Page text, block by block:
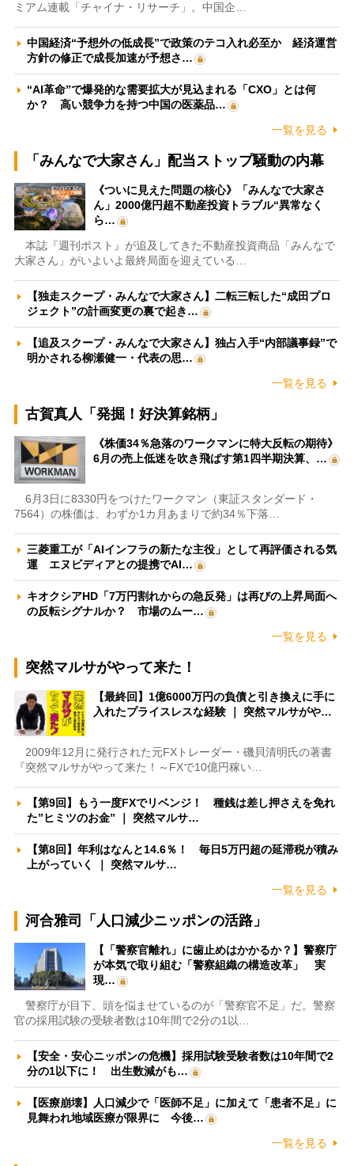
ミアム連載「チャイナ・リサーチ」。中国企…
中国経済“予想外の低成長”で政策のテコ入れ必至か 経済運営
方針の修正で成長加速が予想さ…
“AI革命”で爆発的な需要拡大が見込まれる「CXO」とは何
か？ 高い競争力を持つ中国の医薬品…
一覧を見る
「みんなで大家さん」配当ストップ騒動の内幕
《ついに見えた問題の核心》「みんなで大家さ
ん」2000億円超不動産投資トラブル“異常なく
ら…
本誌『週刊ポスト』が追及してきた不動産投資商品「みんなで
大家さん」がいよいよ最終局面を迎えている…
【独走スクープ・みんなで大家さん】二転三転した“成田プロ
ジェクト”の計画変更の裏で起き…
【追及スクープ・みんなで大家さん】独占入手“内部議事録”で
明かされる柳瀬健一・代表の思…
一覧を見る
古賀真人「発掘！好決算銘柄」
《株価34％急落のワークマンに特大反転の期待》
6月の売上低迷を吹き飛ばす第1四半期決算、…
6月3日に8330円をつけたワークマン（東証スタンダード・
7564）の株価は、わずか1カ月あまりで約34％下落…
三菱重工が「AIインフラの新たな主役」として再評価される気
運 エヌビディアとの提携でAI…
キオクシアHD「7万円割れからの急反発」は再びの上昇局面へ
の反転シグナルか？ 市場のムー…
一覧を見る
突然マルサがやって来た！
【最終回】1億6000万円の負債と引き換えに手に
入れたプライスレスな経験 ｜ 突然マルサがや…
2009年12月に発行された元FXトレーダー・磯貝清明氏の著書
『突然マルサがやって来た！～FXで10億円稼い…
【第9回】もう一度FXでリベンジ！ 種銭は差し押さえを免れ
た”ヒミツのお金” ｜ 突然マルサ…
【第8回】年利はなんと14.6％！ 毎日5万円超の延滞税が積み
上がっていく ｜ 突然マルサ…
一覧を見る
河合雅司「人口減少ニッポンの活路」
【「警察官離れ」に歯止めはかかるか？】警察庁
が本気で取り組む「警察組織の構造改革」 実
現…
警察庁が目下、頭を悩ませているのが「警察官不足」だ。警察
官の採用試験の受験者数は10年間で2分の1以…
【安全・安心ニッポンの危機】採用試験受験者数は10年間で2
分の1以下に！ 出生数減がも…
【医療崩壊】人口減少で「医師不足」に加えて「患者不足」に
見舞われ地域医療が限界に 今後…
一覧を見る